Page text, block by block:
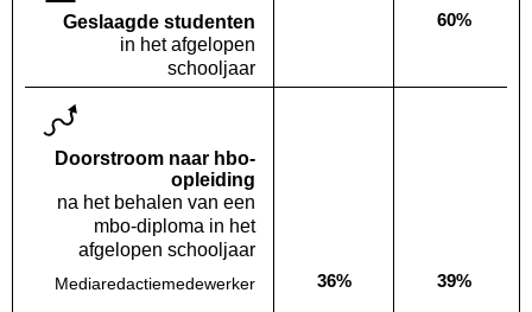
Geslaagde studenten
in het afgelopen
schooljaar
Deze opleiding:
Geen waarde bekendLandelijk
60%
Doorstroom naar hbo-
opleiding
na het behalen van een
mbo-diploma in het
afgelopen schooljaar
Mediaredactiemedewerker Deze opleiding:
36% Landelijk
39%